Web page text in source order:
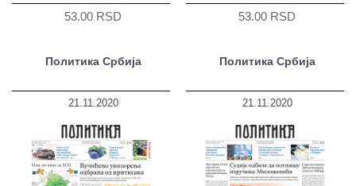
53.00 RSD 53.00 RSD
Политика Србија
21.11.2020
Политика Србија
21.11.2020